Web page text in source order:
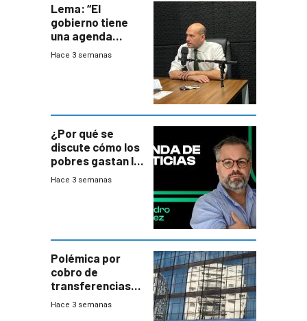
Lema: “El
gobierno tiene
una agenda
destructiva”
Hace 3 semanas
¿Por qué se
discute cómo los
pobres gastan la
plata?
Hace 3 semanas
Polémica por
cobro de
transferencias
del Mides en
Hace 3 semanas